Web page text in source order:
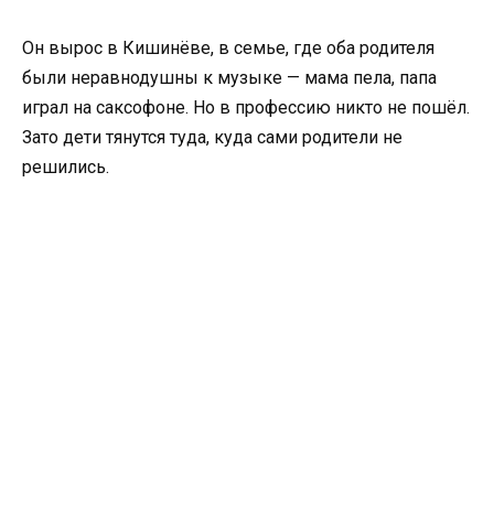
Он вырос в Кишинёве, в семье, где оба родителя
были неравнодушны к музыке — мама пела, папа
играл на саксофоне. Но в профессию никто не пошёл.
Зато дети тянутся туда, куда сами родители не
решились.